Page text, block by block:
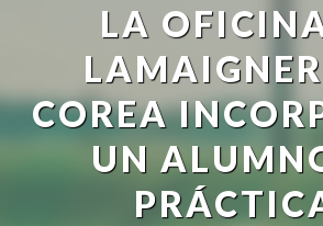
LA
COREA
UN